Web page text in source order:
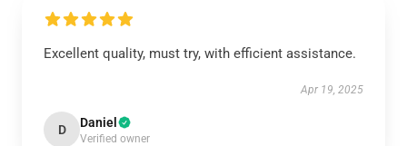
Excellent quality, must try, with efficient assistance.
Apr 19, 2025
D Daniel
Verified owner